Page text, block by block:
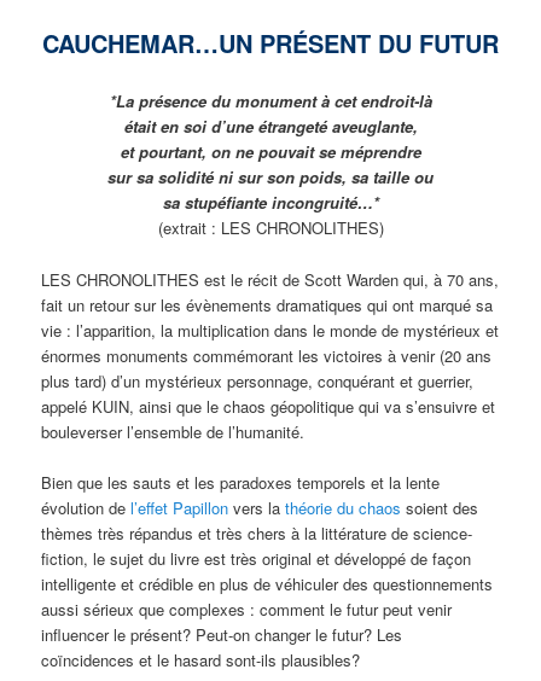
CAUCHEMAR…UN PRÉSENT DU FUTUR
*La présence du monument à cet endroit-là
était en soi d’une étrangeté aveuglante,
et pourtant, on ne pouvait se méprendre
sur sa solidité ni sur son poids, sa taille ou
sa stupéfiante incongruité…*
(extrait : LES CHRONOLITHES)
LES CHRONOLITHES est le récit de Scott Warden qui, à 70 ans,
fait un retour sur les évènements dramatiques qui ont marqué sa
vie : l’apparition, la multiplication dans le monde de mystérieux et
énormes monuments commémorant les victoires à venir (20 ans
plus tard) d’un mystérieux personnage, conquérant et guerrier,
appelé KUIN, ainsi que le chaos géopolitique qui va s’ensuivre et
bouleverser l’ensemble de l’humanité.
Bien que les sauts et les paradoxes temporels et la lente
évolution del’effet Papillon vers lathéorie du chaos soient des
thèmes très répandus et très chers à la littérature de science-
fiction, le sujet du livre est très original et développé de façon
intelligente et crédible en plus de véhiculer des questionnements
aussi sérieux que complexes : comment le futur peut venir
influencer le présent? Peut-on changer le futur? Les
coïncidences et le hasard sont-ils plausibles?